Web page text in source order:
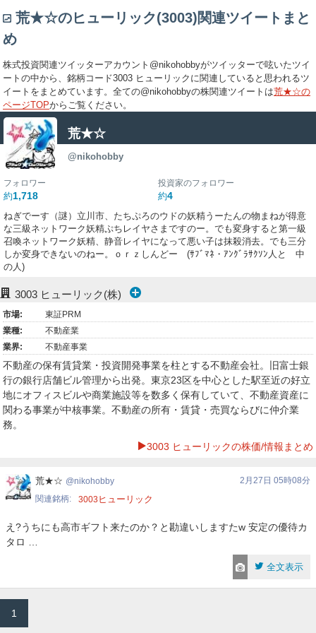
荒★☆のヒューリック(3003)関連ツイートまと
め
株式投資関連ツイッターアカウント@nikohobbyがツイッターで呟いたツイ
ートの中から、銘柄コード3003 ヒューリックに関連していると思われるツ
イートをまとめています。全ての@nikohobbyの株関連ツイートは荒★☆の
ページTOPからご覧ください。
荒★☆
@nikohobby
フォロワー
約1,718
投資家のフォロワー
約4
ねぎでーす（謎）立川市、たちぷろのウドの妖精うーたんの物まねが得意
な三級ネットワーク妖精ぷちレイヤさまですのー。でも変身すると第一級
召喚ネットワーク妖精、静音レイヤになって悪い子は抹殺消去。でも三分
しか変身できないのねー。ｏｒｚしんどー (ｻﾌﾞﾏﾈ・ｱﾝｸﾞﾗｻｸｿﾝ人と 中
の人)
3003 ヒューリック(株)
市場:
東証PRM
業種:
不動産業
業界:
不動産事業
不動産の保有賃貸業・投資開発事業を柱とする不動産会社。旧富士銀
行の銀行店舗ビル管理から出発。東京23区を中心とした駅至近の好立
地にオフィスビルや商業施設等を数多く保有していて、不動産資産に
関わる事業が中核事業。不動産の所有・賃貸・売買ならびに仲介業
務。
3003 ヒューリックの株価/情報まとめ
nikohobby
荒★☆ nikohobby
2月27日 05時08分
関連銘柄
3003 ヒューリック
え?うちにも高市ギフト来たのか？と勘違いしますたw 安定の優待カ
タロ …
全文表示
1